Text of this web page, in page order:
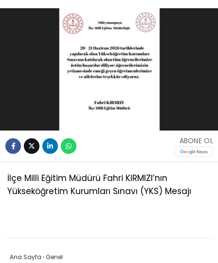
ABONE OL
İlçe Milli Eğitim Müdürü Fahri KIRMIZI’nın
Yükseköğretim Kurumları Sınavı (YKS) Mesajı
Ana Sayfa ›Genel